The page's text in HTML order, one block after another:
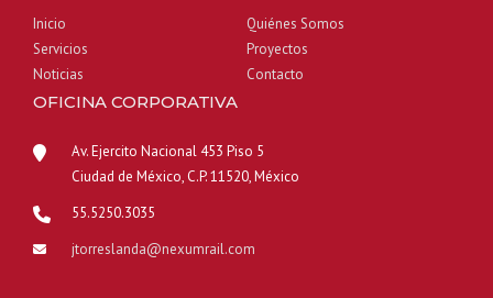
Inicio
Quiénes Somos
Servicios
Proyectos
Noticias
Contacto
OFICINA CORPORATIVA
Av. Ejercito Nacional 453 Piso 5
Ciudad de México, C.P. 11520, México
55.5250.3035
jtorreslanda@nexumrail.com